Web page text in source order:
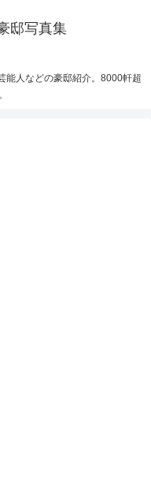
邸写真集
能人などの豪邸紹介。8000軒超